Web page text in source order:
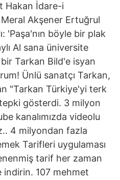
Hakan İdare-i
Meral Akşener Ertuğrul
'Paşa'nın böyle bir plak
Al sana üniversite
Tarkan Bild'e isyan
Ünlü sanatçı Tarkan,
"Tarkan Türkiye'yi terk
gösterdi. 3 milyon
kanalımızda videolu
4 milyondan fazla
Tarifleri uygulaması
tarif her zaman
indirin. 107 mehmet